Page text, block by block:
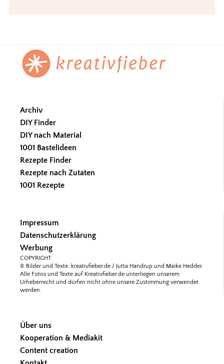
Footer
Archiv
DIY Finder
DIY nach Material
1001 Bastelideen
Rezepte Finder
Rezepte nach Zutaten
1001 Rezepte
Impressum
Datenschutzerklärung
Werbung
COPYRIGHT
© Bilder und Texte: kreativfieber.de / Jutta Handrup und Maike Hedder.
Alle Fotos und Texte auf Kreativfieber.de unterliegen unserem
Urheberrecht und dürfen nicht ohne unsere Zustimmung verwendet
werden.
Über uns
Kooperation & Mediakit
Content creation